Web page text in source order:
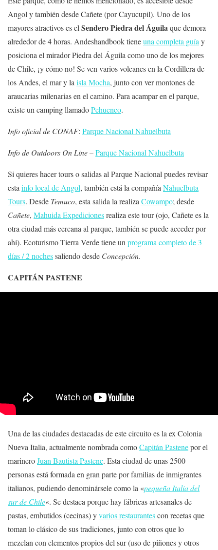
Angol y también desde Cañete (por Cayucupil). Uno de los
mayores atractivos es el Sendero Piedra del Águila que demora
alrededor de 4 horas. Andeshandbook tieneuna completa guía y
posiciona el mirador Piedra del Águila como uno de los mejores
de Chile, ¡y cómo no! Se ven varios volcanes en la Cordillera de
los Andes, el mar y la isla Mocha, junto con ver montones de
araucarias milenarias en el camino. Para acampar en el parque,
existe un camping llamadoPehuenco.
Info oficial de CONAF: Parque Nacional Nahuelbuta
Info de Outdoors On Line–Parque Nacional Nahuelbuta
Si quieres hacer tours o salidas al Parque Nacional puedes revisar
esta info local de Angol, también está la compañía Nahuelbuta
Tours. Desde Temuco, esta salida la realiza Cowampo; desde
Cañete, Mahuida Expedicionesrealiza este tour (ojo, Cañete es la
otra ciudad más cercana al parque, también se puede acceder por
ahí). Ecoturismo Tierra Verde tiene un programa completo de 3
días / 2 nochessaliendo desde Concepción.
CAPITÁN PASTENE
Una de las ciudades destacadas de este circuito es la ex Colonia
Nueva Italia, actualmente nombrada comoCapitán Pastenepor el
marineroJuan Bautista Pastene. Esta ciudad de unas 2500
personas está formada en gran parte por familias de inmigrantes
italianos, pudiendo denominársele como la «pequeña Italia del
sur de Chile«. Se destaca porque hay fábricas artesanales de
pastas, embutidos (cecinas) yvarios restaurantescon recetas que
toman lo clásico de sus tradiciones, junto con otros que lo
mezclan con elementos propios del sur (uso de piñones y otros